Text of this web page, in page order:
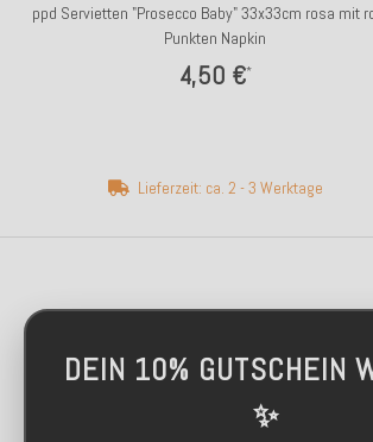
ppd Servietten "Prosecco Baby" 33x33cm rosa mit
Punkten Napkin
4,50 €*
Lieferzeit: ca. 2 - 3 Werktage
DEIN 10% GUTSCHEIN
✨